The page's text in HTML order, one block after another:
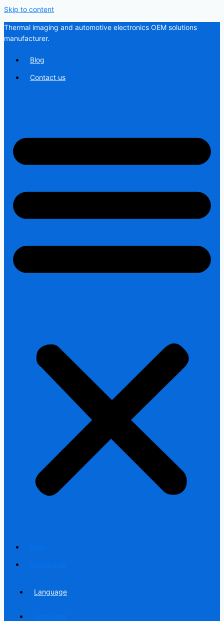
Skip to content
Thermal imaging and automotive electronics OEM solutions
manufacturer.
Blog
Contact us
Language